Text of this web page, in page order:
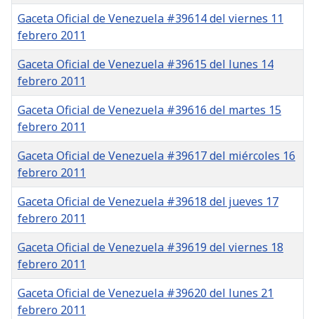
Gaceta Oficial de Venezuela #39614 del viernes 11
febrero 2011
Gaceta Oficial de Venezuela #39615 del lunes 14
febrero 2011
Gaceta Oficial de Venezuela #39616 del martes 15
febrero 2011
Gaceta Oficial de Venezuela #39617 del miércoles 16
febrero 2011
Gaceta Oficial de Venezuela #39618 del jueves 17
febrero 2011
Gaceta Oficial de Venezuela #39619 del viernes 18
febrero 2011
Gaceta Oficial de Venezuela #39620 del lunes 21
febrero 2011